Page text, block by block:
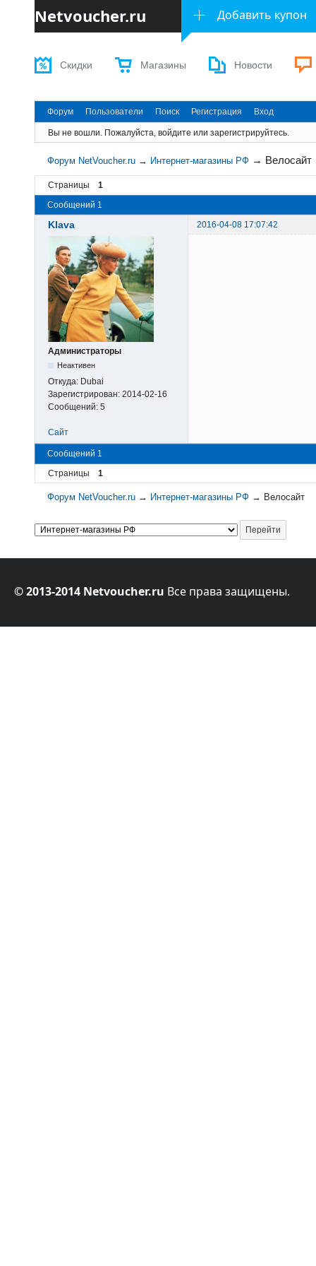
Netvoucher.ru Добавить купон
Скидки Магазины Новости
Форум Пользователи Поиск Регистрация Вход
Вы не вошли. Пожалуйста, войдите или зарегистрируйтесь.
Форум NetVoucher.ru → Интернет-магазины РФ → Велосайт
Страницы
1
Сообщений 1
Klava 2016-04-08 17:07:42
Администраторы
Неактивен
Откуда: Dubai
Зарегистрирован: 2014-02-16
Сообщений: 5
Сайт
Сообщений 1
Страницы
1
Форум NetVoucher.ru → Интернет-магазины РФ → Велосайт
© 2013-2014 Netvoucher.ru Все права защищены.